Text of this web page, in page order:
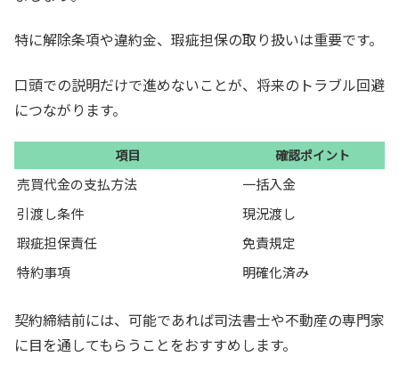
特に解除条項や違約金、瑕疵担保の取り扱いは重要です。
口頭での説明だけで進めないことが、将来のトラブル回避
につながります。
項目 確認ポイント
売買代金の支払方法
一括入金
引渡し条件
現況渡し
瑕疵担保責任
免責規定
特約事項
明確化済み
契約締結前には、可能であれば司法書士や不動産の専門家
に目を通してもらうことをおすすめします。